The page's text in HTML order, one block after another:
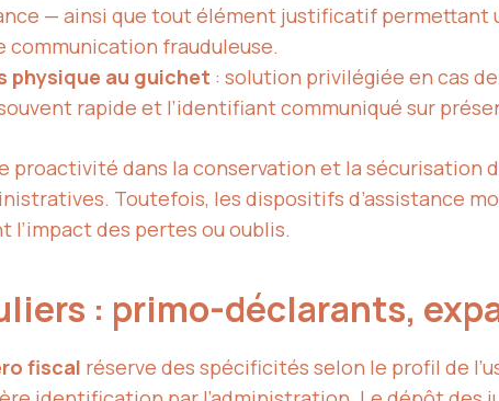
— ainsi que tout élément justificatif
communication frauduleuse.
physique au guichet : solution privilégiée en cas
rapide et l’identifiant communiqué sur
proactivité dans la conservation et la
Toutefois, les dispositifs d’assistance
des pertes ou oublis.
: primo-déclarants,
fiscal réserve des spécificités selon le profil de